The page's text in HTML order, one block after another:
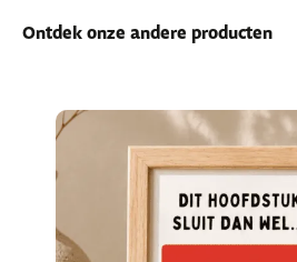
Ontdek onze andere producten